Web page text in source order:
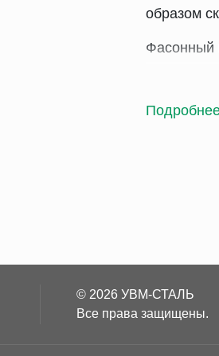
образом
Фасонный
© 2026 УВМ-СТАЛЬ
Все права защищены.